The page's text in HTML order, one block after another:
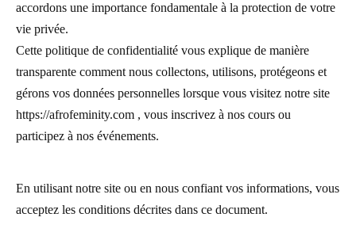
accordons une importance fondamentale à la protection de votre
vie privée.
Cette politique de confidentialité vous explique de manière
transparente comment nous collectons, utilisons, protégeons et
gérons vos données personnelles lorsque vous visitez notre site
https://afrofeminity.com , vous inscrivez à nos cours ou
participez à nos événements.
En utilisant notre site ou en nous confiant vos informations, vous
acceptez les conditions décrites dans ce document.